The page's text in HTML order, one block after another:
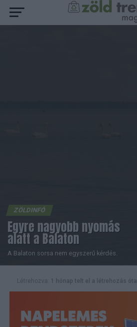
ZÖLDINFÓ
Egyre nagyobb nyomás
alatt a Balaton
A Balaton sorsa nem egyszerű kérdés.
Létrehozva: 1 hónap telt el a létrehozás óta